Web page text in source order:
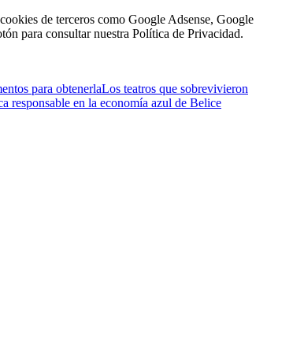
de terceros como Google Adsense, Google
para consultar nuestra Política de Privacidad.
para obtenerlaLos teatros que sobrevivieron
responsable en la economía azul de Belice